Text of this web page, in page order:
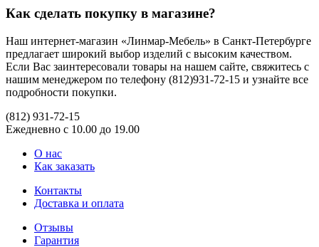
Как сделать покупку в магазине?
Наш интернет-магазин «Линмар-Мебель» в Санкт-Петербурге
предлагает широкий выбор изделий с высоким качеством.
Если Вас заинтересовали товары на нашем сайте, свяжитесь с
нашим менеджером по телефону (812)931-72-15 и узнайте все
подробности покупки.
(812) 931-72-15
Ежедневно с 10.00 до 19.00
О нас
Как заказать
Контакты
Доставка и оплата
Отзывы
Гарантия